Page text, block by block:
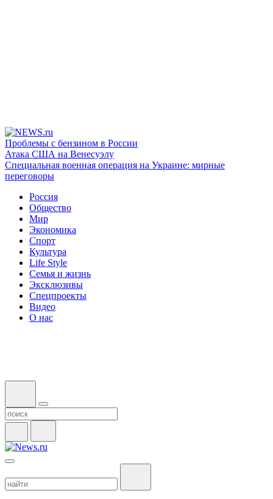
Проблемы с бензином в России
Атака США на Венесуэлу
Специальная военная операция на Украине: мирные
переговоры
Россия
Общество
Мир
Экономика
Спорт
Культура
Life Style
Семья и жизнь
Эксклюзивы
Спецпроекты
Видео
О нас